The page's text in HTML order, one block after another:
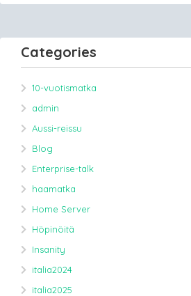
Categories
10-vuotismatka
admin
Aussi-reissu
Blog
Enterprise-talk
haamatka
Home Server
Höpinöitä
Insanity
italia2024
italia2025